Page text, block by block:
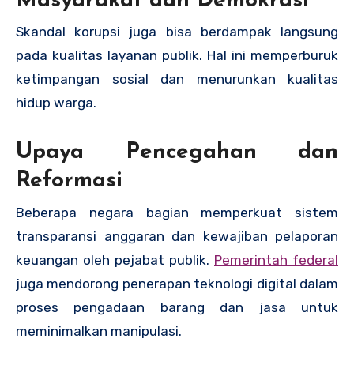
Skandal korupsi juga bisa berdampak langsung
pada kualitas layanan publik. Hal ini memperburuk
ketimpangan sosial dan menurunkan kualitas
hidup warga.
Upaya Pencegahan dan
Reformasi
Beberapa negara bagian memperkuat sistem
transparansi anggaran dan kewajiban pelaporan
keuangan oleh pejabat publik. Pemerintah federal
juga mendorong penerapan teknologi digital dalam
proses pengadaan barang dan jasa untuk
meminimalkan manipulasi.